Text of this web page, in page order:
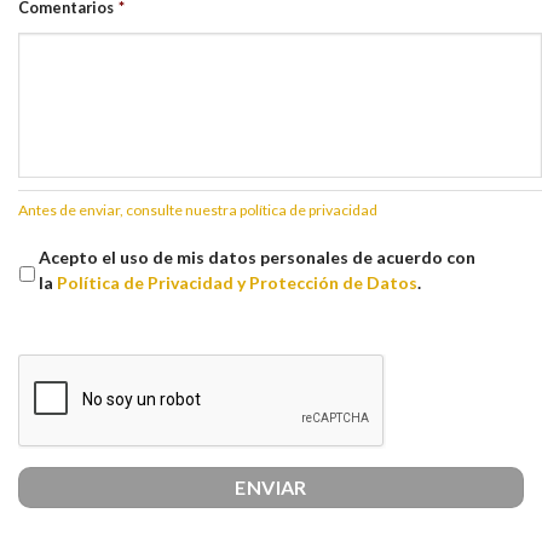
Comentarios *
Antes de enviar, consulte nuestra política de privacidad
Acepto el uso de mis datos personales de acuerdo con
la Política de Privacidad y Protección de Datos.